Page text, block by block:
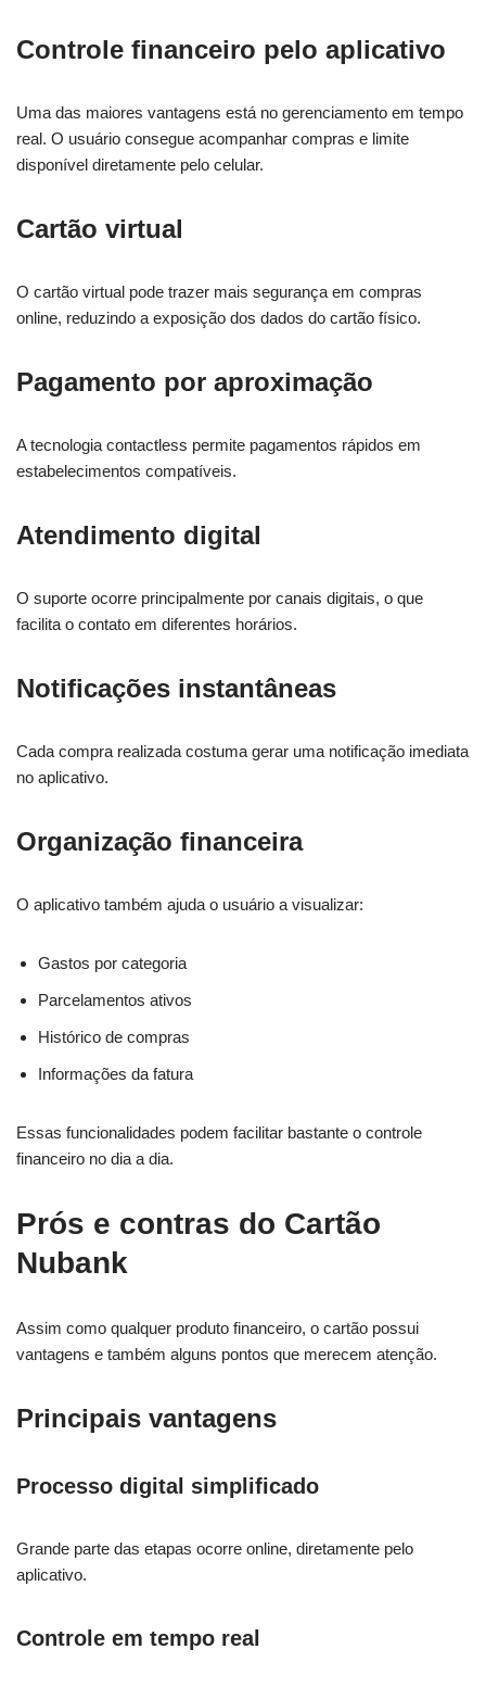
Controle financeiro pelo aplicativo
Uma das maiores vantagens está no gerenciamento em tempo
real. O usuário consegue acompanhar compras e limite
disponível diretamente pelo celular.
Cartão virtual
O cartão virtual pode trazer mais segurança em compras
online, reduzindo a exposição dos dados do cartão físico.
Pagamento por aproximação
A tecnologia contactless permite pagamentos rápidos em
estabelecimentos compatíveis.
Atendimento digital
O suporte ocorre principalmente por canais digitais, o que
facilita o contato em diferentes horários.
Notificações instantâneas
Cada compra realizada costuma gerar uma notificação imediata
no aplicativo.
Organização financeira
O aplicativo também ajuda o usuário a visualizar:
Gastos por categoria
Parcelamentos ativos
Histórico de compras
Informações da fatura
Essas funcionalidades podem facilitar bastante o controle
financeiro no dia a dia.
Prós e contras do Cartão
Nubank
Assim como qualquer produto financeiro, o cartão possui
vantagens e também alguns pontos que merecem atenção.
Principais vantagens
Processo digital simplificado
Grande parte das etapas ocorre online, diretamente pelo
aplicativo.
Controle em tempo real